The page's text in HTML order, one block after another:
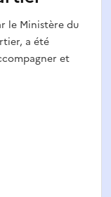
le Ministère du
a été
et